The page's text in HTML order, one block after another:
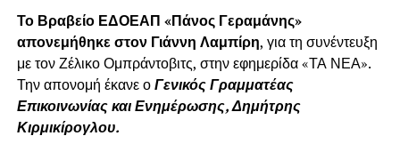
Το Βραβείο ΕΔΟΕΑΠ «Πάνος Γεραμάνης»
απονεμήθηκε στον Γιάννη Λαμπίρη, για τη συνέντευξη
με τον Ζέλικο Ομπράντοβιτς, στην εφημερίδα «ΤΑ ΝΕΑ».
Την απονομή έκανε οΓενικός Γραμματέας
Επικοινωνίας και Ενημέρωσης, Δημήτρης
Κιρμικίρογλου.